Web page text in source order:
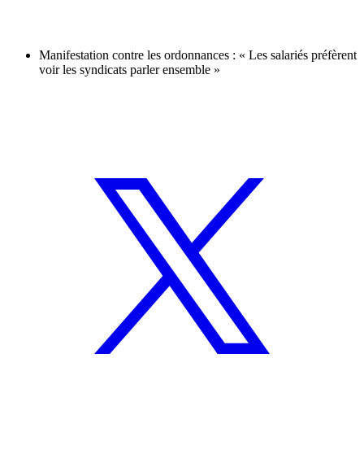
Manifestation contre les ordonnances : « Les salariés préfèrent
voir les syndicats parler ensemble »